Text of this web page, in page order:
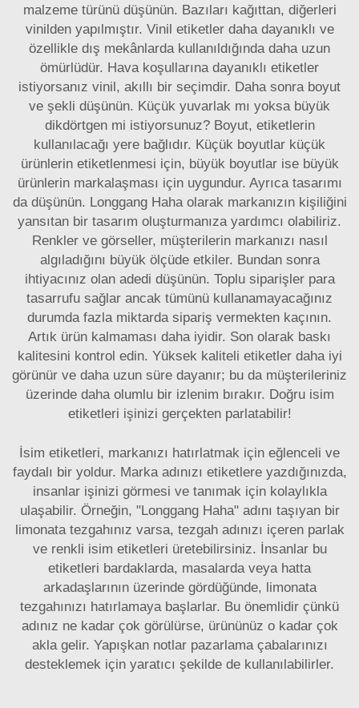
malzeme türünü düşünün. Bazıları kağıttan, diğerleri
vinilden yapılmıştır. Vinil etiketler daha dayanıklı ve
özellikle dış mekânlarda kullanıldığında daha uzun
ömürlüdür. Hava koşullarına dayanıklı etiketler
istiyorsanız vinil, akıllı bir seçimdir. Daha sonra boyut
ve şekli düşünün. Küçük yuvarlak mı yoksa büyük
dikdörtgen mi istiyorsunuz? Boyut, etiketlerin
kullanılacağı yere bağlıdır. Küçük boyutlar küçük
ürünlerin etiketlenmesi için, büyük boyutlar ise büyük
ürünlerin markalaşması için uygundur. Ayrıca tasarımı
da düşünün. Longgang Haha olarak markanızın kişiliğini
yansıtan bir tasarım oluşturmanıza yardımcı olabiliriz.
Renkler ve görseller, müşterilerin markanızı nasıl
algıladığını büyük ölçüde etkiler. Bundan sonra
ihtiyacınız olan adedi düşünün. Toplu siparişler para
tasarrufu sağlar ancak tümünü kullanamayacağınız
durumda fazla miktarda sipariş vermekten kaçının.
Artık ürün kalmaması daha iyidir. Son olarak baskı
kalitesini kontrol edin. Yüksek kaliteli etiketler daha iyi
görünür ve daha uzun süre dayanır; bu da müşterileriniz
üzerinde daha olumlu bir izlenim bırakır. Doğru isim
etiketleri işinizi gerçekten parlatabilir!
İsim etiketleri, markanızı hatırlatmak için eğlenceli ve
faydalı bir yoldur. Marka adınızı etiketlere yazdığınızda,
insanlar işinizi görmesi ve tanımak için kolaylıkla
ulaşabilir. Örneğin, "Longgang Haha" adını taşıyan bir
limonata tezgahınız varsa, tezgah adınızı içeren parlak
ve renkli isim etiketleri üretebilirsiniz. İnsanlar bu
etiketleri bardaklarda, masalarda veya hatta
arkadaşlarının üzerinde gördüğünde, limonata
tezgahınızı hatırlamaya başlarlar. Bu önemlidir çünkü
adınız ne kadar çok görülürse, ürününüz o kadar çok
akla gelir. Yapışkan notlar pazarlama çabalarınızı
desteklemek için yaratıcı şekilde de kullanılabilirler.